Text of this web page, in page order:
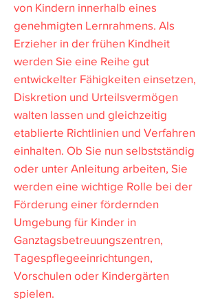
von Kindern innerhalb eines
genehmigten Lernrahmens. Als
Erzieher in der frühen Kindheit
werden Sie eine Reihe gut
entwickelter Fähigkeiten einsetzen,
Diskretion und Urteilsvermögen
walten lassen und gleichzeitig
etablierte Richtlinien und Verfahren
einhalten. Ob Sie nun selbstständig
oder unter Anleitung arbeiten, Sie
werden eine wichtige Rolle bei der
Förderung einer fördernden
Umgebung für Kinder in
Ganztagsbetreuungszentren,
Tagespflegeeinrichtungen,
Vorschulen oder Kindergärten
spielen.